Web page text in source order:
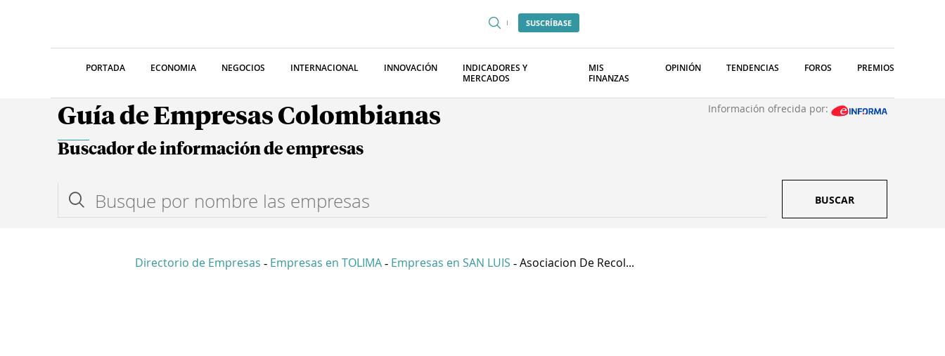
SUSCRÍBASE
PORTADA ECONOMIA NEGOCIOS INTERNACIONAL INNOVACIÓN
INDICADORES Y
MERCADOS
MIS
FINANZAS
OPINIÓN TENDENCIAS FOROS PREMIOS
Guía de Empresas Colombianas Información ofrecida por:
Buscador de información de empresas
BUSCAR
Directorio de Empresas - Empresas en TOLIMA - Empresas en SAN LUIS - Asociacion De Recol...